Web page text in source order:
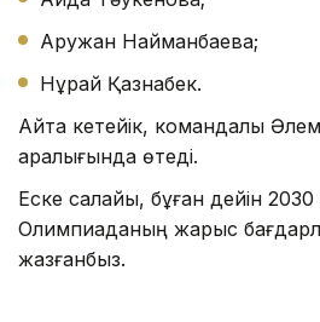
Аружан Найманбаева;
Нұрай Қазнабек.
Айта кетейік, командалық
аралығында өтеді.
Еске салайық, бұған дейін 2030
Олимпиаданың жарыс
жазғанбыз.